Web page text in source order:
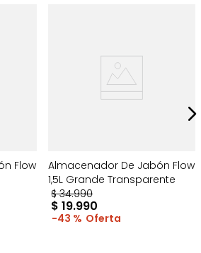
Flow
Almacenador De Jabón Flow
1,5L Grande Transparente
$ 34.990
$ 19.990
43 %